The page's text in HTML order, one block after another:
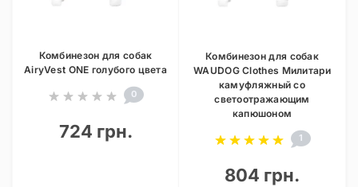
Комбинезон для собак
AiryVest ONE голубого цвета
0
724 грн.
Комбинезон для собак
WAUDOG Clothes Милитари
камуфляжный со
светоотражающим
капюшоном
1
804 грн.